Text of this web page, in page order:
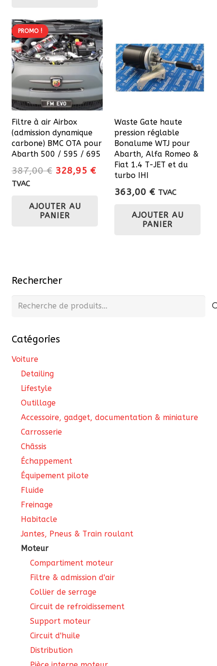
plusieurs
variations.
Les
options
peuvent
être
choisies
sur
page
produit
PROMO !
Filtre à air Airbox
(admission dynamique
carbone) BMC OTA pour
Abarth 500 / 595 / 695
387,00€ Le
était :
387,00 €.
328,95 €Le
actuel
328,95 €.
TVAC
AJOUTER AU
PANIER
Waste Gate haute
pression réglable
Bonalume WTJ pour
Abarth, Alfa Romeo &
Fiat 1.4 T-JET et du
turbo IHI
363,00 € TVAC
AJOUTER AU
PANIER
Rechercher
Recherche
Catégories
Voiture
Detailing
Lifestyle
Outillage
Accessoire, gadget, documentation & miniature
Carrosserie
Châssis
Échappement
Équipement pilote
Fluide
Freinage
Habitacle
Jantes, Pneus & Train roulant
Moteur
Compartiment moteur
Filtre & admission d'air
Collier de serrage
Circuit de refroidissement
Support moteur
Circuit d'huile
Distribution